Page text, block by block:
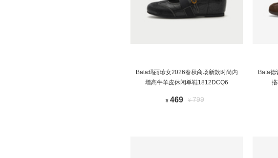
Bata玛丽珍女2026春秋商场新款时尚内
增高牛羊皮休闲单鞋1812DCQ6
¥ 469 ¥799
Bata